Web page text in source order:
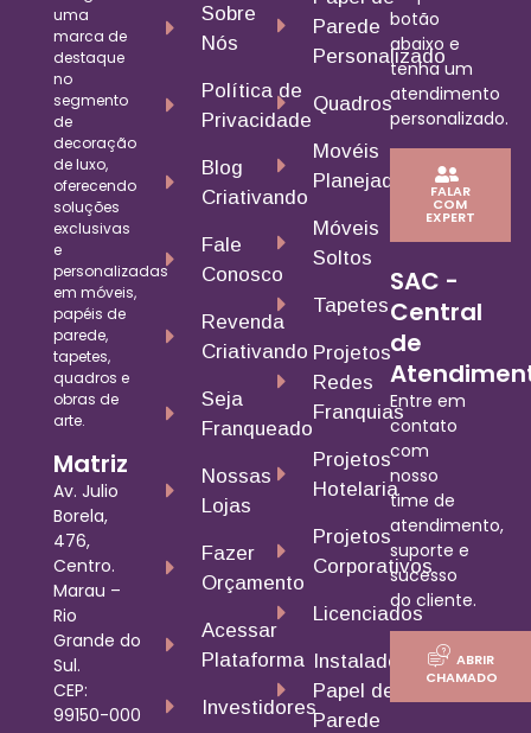
uma
marca de
destaque
no
segmento
de
decoração
de luxo,
oferecendo
soluções
exclusivas
e
personalizadas
em móveis,
papéis de
parede,
tapetes,
quadros e
obras de
arte.
Matriz
Av. Julio
Borela,
476,
Centro.
Marau –
Rio
Grande do
Sul.
CEP:
99150-000
Sobre
Nós
Política de
Privacidade
Blog
Criativando
Fale
Conosco
Revenda
Criativando
Seja
Franqueado
Nossas
Lojas
Fazer
Orçamento
Acessar
Plataforma
Investidores
Parede
Personalizado
Quadros
Movéis
Planejados
Móveis
Soltos
Tapetes
Projetos
Redes
Franquias
Projetos
Hotelaria
Projetos
Corporativos
Licenciados
Instalador
Papel de
Parede
botão
abaixo e
tenha um
atendimento
personalizado.
FALAR
COM
EXPERT
SAC -
Central
de
Entre em
contato
com
nosso
time de
atendimento,
suporte e
sucesso
do cliente.
ABRIR
CHAMADO